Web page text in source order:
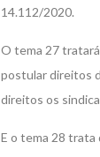
14.112/2020.
O tema 27
postular direitos
direitos os
E o tema 28 trata